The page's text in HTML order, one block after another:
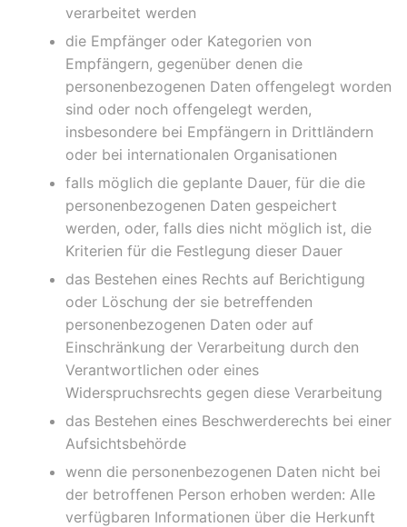
verarbeitet werden
die Empfänger oder Kategorien von
Empfängern, gegenüber denen die
personenbezogenen Daten offengelegt worden
sind oder noch offengelegt werden,
insbesondere bei Empfängern in Drittländern
oder bei internationalen Organisationen
falls möglich die geplante Dauer, für die die
personenbezogenen Daten gespeichert
werden, oder, falls dies nicht möglich ist, die
Kriterien für die Festlegung dieser Dauer
das Bestehen eines Rechts auf Berichtigung
oder Löschung der sie betreffenden
personenbezogenen Daten oder auf
Einschränkung der Verarbeitung durch den
Verantwortlichen oder eines
Widerspruchsrechts gegen diese Verarbeitung
das Bestehen eines Beschwerderechts bei einer
Aufsichtsbehörde
wenn die personenbezogenen Daten nicht bei
der betroffenen Person erhoben werden: Alle
verfügbaren Informationen über die Herkunft